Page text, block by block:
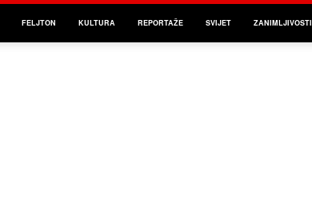
FELJTON KULTURA REPORTAŽE SVIJET ZANIMLJIVOSTI